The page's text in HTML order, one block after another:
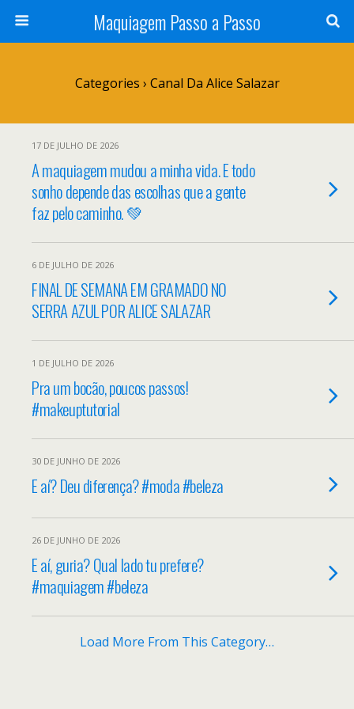
Maquiagem Passo a Passo
Categories › Canal Da Alice Salazar
17 DE JULHO DE 2026
A maquiagem mudou a minha vida. E todo
sonho depende das escolhas que a gente
faz pelo caminho. 💚
6 DE JULHO DE 2026
FINAL DE SEMANA EM GRAMADO NO
SERRA AZUL POR ALICE SALAZAR
1 DE JULHO DE 2026
Pra um bocão, poucos passos!
#makeuptutorial
30 DE JUNHO DE 2026
E aí? Deu diferença? #moda #beleza
26 DE JUNHO DE 2026
E aí, guria? Qual lado tu prefere?
#maquiagem #beleza
Load More From This Category…